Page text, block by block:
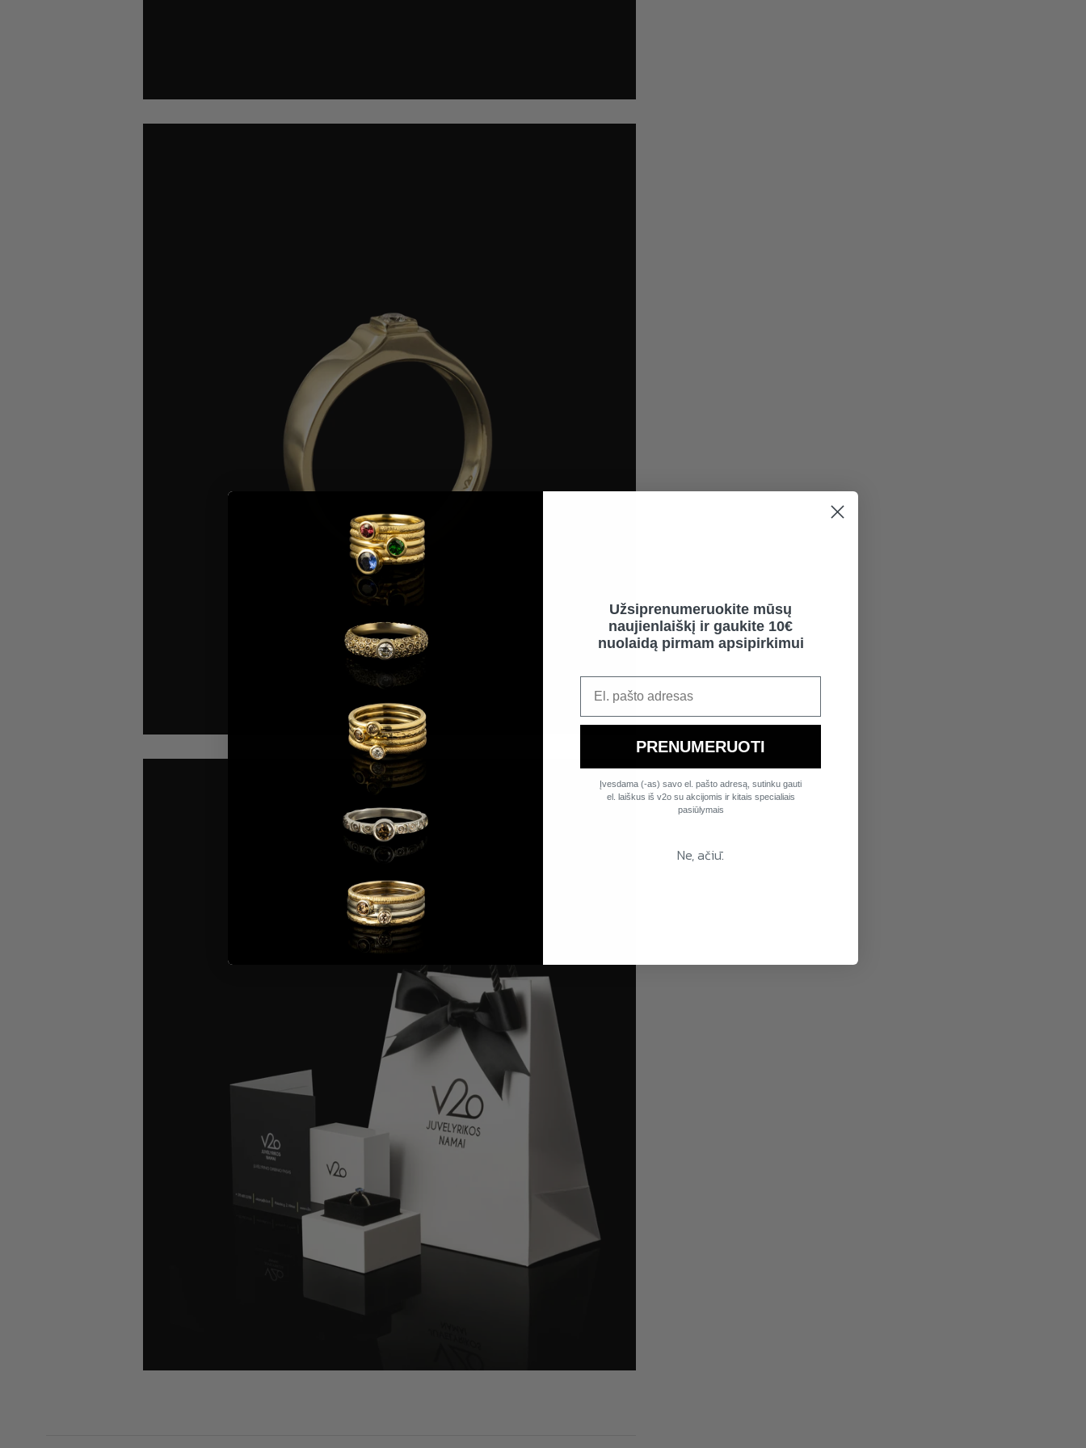
Užsiprenumeruokite mūsų
naujienlaiškį ir gaukite 10€
nuolaidą pirmam apsipirkimui
PRENUMERUOTI
Įvesdama (-as) savo el. pašto adresą, sutinku gauti
el. laiškus iš v2o su akcijomis ir kitais specialiais
pasiūlymais
Ne, ačiū.